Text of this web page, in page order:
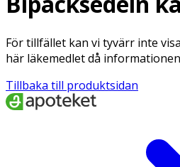
För tillfället kan vi tyvärr inte
här läkemedlet då informationen
Tillbaka till produktsidan